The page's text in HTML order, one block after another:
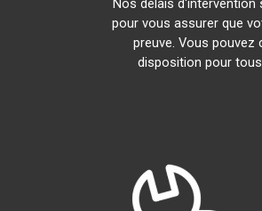
Nos délais
pour vous assurer que
preuve. Vous
disposition pour